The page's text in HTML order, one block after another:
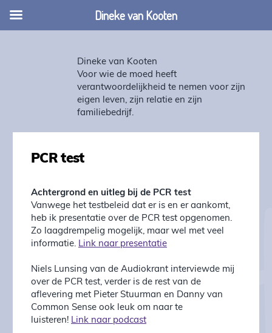
Dineke van Kooten
Voor wie de moed heeft
verantwoordelijkheid te nemen voor zijn
eigen leven, zijn relatie en zijn
familiebedrijf.
PCR test
Achtergrond en uitleg bij de PCR test
Vanwege het testbeleid dat er is en er aankomt,
heb ik presentatie over de PCR test opgenomen.
Zo laagdrempelig mogelijk, maar wel met veel
informatie. Link naar presentatie
Niels Lunsing van de Audiokrant interviewde mij
over de PCR test, verder is de rest van de
aflevering met Pieter Stuurman en Danny van
Common Sense ook leuk om naar te
luisteren! Link naar podcast
Dineke van Kooten